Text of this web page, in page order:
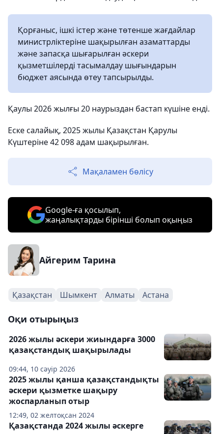
Қорғаныс, ішкі істер және төтенше жағдайлар
министрліктеріне шақырылған азаматтарды
және запасқа шығарылған әскери
қызметшілерді тасымалдау шығындарын
бюджет аясында өтеу тапсырылды.
Қаулы 2026 жылғы 20 наурыздан бастап күшіне енді.
Еске салайық, 2025 жылы Қазақстан Қарулы
Күштеріне 42 098 адам шақырылған.
Мақаламен бөлісу
Google-ға қосылып,
жаңалықтарды бірінші болып оқыңыз
Айгерим Тарина
Қазақстан Шымкент Алматы Астана
Оқи отырыңыз
09:44, 10 сәуір 2026
2026 жылы әскери жиындарға 3000
қазақстандық шақырылады
12:49, 02 желтоқсан 2024
2025 жылы қанша қазақстандықты
әскери қызметке шақыру
жоспарланып отыр
Қазақстанда 2024 жылы әскерге